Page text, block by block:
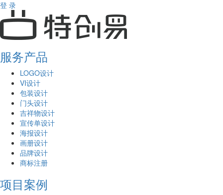
登 录
服务产品
LOGO设计
VI设计
包装设计
门头设计
吉祥物设计
宣传单设计
海报设计
画册设计
品牌设计
商标注册
项目案例